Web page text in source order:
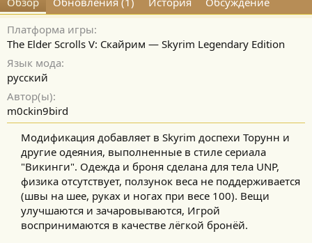
о
р
а
с
о
и
Платформа игры
The Elder Scrolls V: Скайрим — Skyrim Legendary Edition
Язык мода
русский
Автор(ы)
m0ckin9bird
Модификация добавляет в Skyrim доспехи Торунн и
другие одеяния, выполненные в стиле сериала
"Викинги". Одежда и броня сделана для тела UNP,
физика отсутствует, ползунок веса не поддерживается
(швы на шее, руках и ногах при весе 100). Вещи
улучшаются и зачаровываются, Игрой
воспринимаются в качестве лёгкой бронёй.​